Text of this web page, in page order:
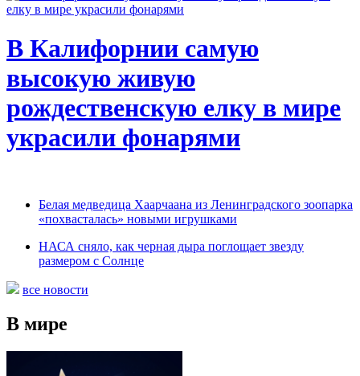
В Калифорнии самую
высокую живую
рождественскую елку в мире
украсили фонарями
Белая медведица Хаарчаана из Ленинградского зоопарка
«похвасталась» новыми игрушками
НАСА сняло, как черная дыра поглощает звезду
размером с Солнце
все новости
В мире